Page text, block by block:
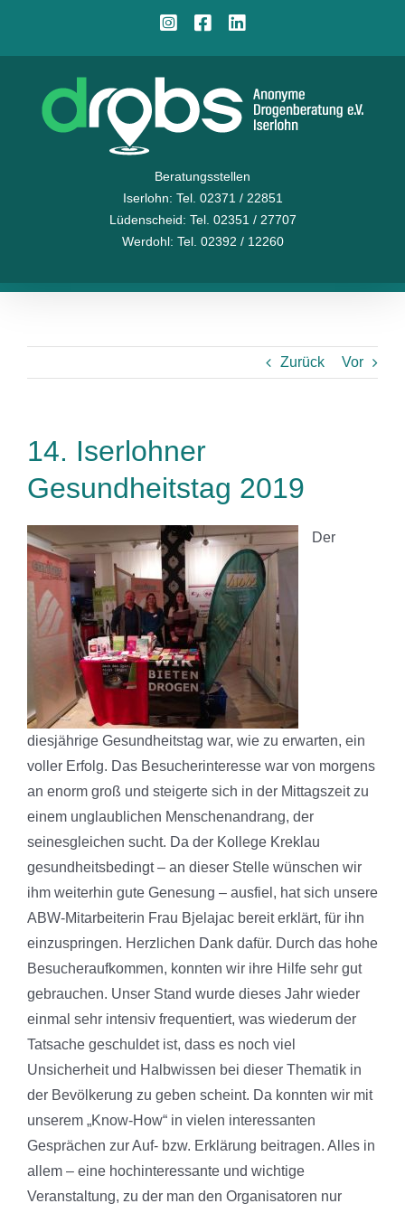
Instagram
Facebook
Beratungsstellen
Iserlohn: Tel. 02371 / 22851
Lüdenscheid: Tel. 02351 / 27707
Werdohl: Tel. 02392 / 12260
Zurück Vor
14. Iserlohner
Gesundheitstag 2019
Der
diesjährige Gesundheitstag war, wie zu erwarten, ein
voller Erfolg. Das Besucherinteresse war von morgens
an enorm groß und steigerte sich in der Mittagszeit zu
einem unglaublichen Menschenandrang, der
seinesgleichen sucht. Da der Kollege Kreklau
gesundheitsbedingt – an dieser Stelle wünschen wir
ihm weiterhin gute Genesung – ausfiel, hat sich unsere
ABW-Mitarbeiterin Frau Bjelajac bereit erklärt, für ihn
einzuspringen. Herzlichen Dank dafür. Durch das hohe
Besucheraufkommen, konnten wir ihre Hilfe sehr gut
gebrauchen. Unser Stand wurde dieses Jahr wieder
einmal sehr intensiv frequentiert, was wiederum der
Tatsache geschuldet ist, dass es noch viel
Unsicherheit und Halbwissen bei dieser Thematik in
der Bevölkerung zu geben scheint. Da konnten wir mit
unserem „Know-How“ in vielen interessanten
Gesprächen zur Auf- bzw. Erklärung beitragen. Alles in
allem – eine hochinteressante und wichtige
Veranstaltung, zu der man den Organisatoren nur